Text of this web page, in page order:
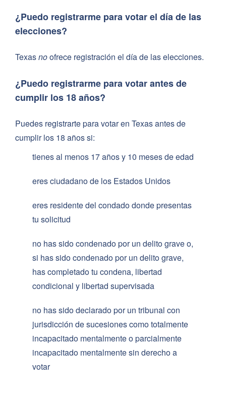
¿Puedo registrarme para votar el día de las
elecciones?
Texasnoofrece registración el día de las elecciones.
¿Puedo registrarme para votar antes de
cumplir los 18 años?
Puedes registrarte para votar en Texas antes de
cumplir los 18 años si:
tienes al menos 17 años y 10 meses de edad
eres ciudadano de los Estados Unidos
eres residente del condado donde presentas
tu solicitud
no has sido condenado por un delito grave o,
si has sido condenado por un delito grave,
has completado tu condena, libertad
condicional y libertad supervisada
no has sido declarado por un tribunal con
jurisdicción de sucesiones como totalmente
incapacitado mentalmente o parcialmente
incapacitado mentalmente sin derecho a
votar